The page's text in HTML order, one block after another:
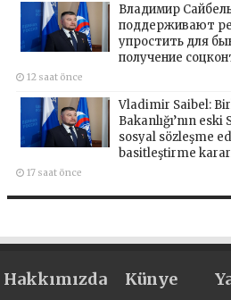
Владимир
поддерживают
упростить для
получение
12 saat önce
Vladimir Saibel:
Bakanlığı’nın eski
sosyal sözleşme
basitleştirme
17 saat önce
Hakkımızda Künye